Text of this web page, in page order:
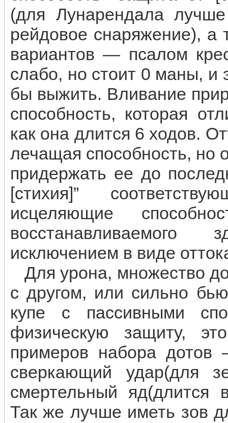
(для Лунарендала лучше
рейдовое снаряжение),
вариантов — псалом
слабо, но стоит 0 маны, и
бы выжить. Вливание
способность, которая
как она длится 6 ходов.
лечащая способность, но
придержать ее до
[стихия]”
исцеляющие
исключением в виде
Для урона, множество
с другом, или сильно
купе с пассивными
физическую защиту,
примеров набора дотов
сверкающий удар(для
смертельный яд(длится
Так же лучше иметь зов